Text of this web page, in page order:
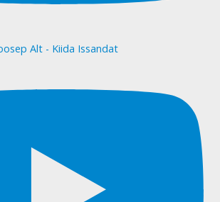
Alt - Kiida Issandat